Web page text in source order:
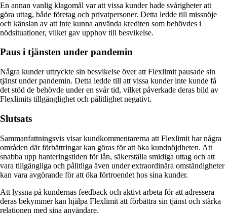
En annan vanlig klagomål var att vissa kunder hade svårigheter att
göra uttag, både företag och privatpersoner. Detta ledde till missnöje
och känslan av att inte kunna använda krediten som behövdes i
nödsituationer, vilket gav upphov till besvikelse.
Paus i tjänsten under pandemin
Några kunder uttryckte sin besvikelse över att Flexlimit pausade sin
tjänst under pandemin. Detta ledde till att vissa kunder inte kunde få
det stöd de behövde under en svår tid, vilket påverkade deras bild av
Flexlimits tillgänglighet och pålitlighet negativt.
Slutsats
Sammanfattningsvis visar kundkommentarerna att Flexlimit har några
områden där förbättringar kan göras för att öka kundnöjdheten. Att
snabba upp hanteringstiden för lån, säkerställa smidiga uttag och att
vara tillgängliga och pålitliga även under extraordinära omständigheter
kan vara avgörande för att öka förtroendet hos sina kunder.
Att lyssna på kundernas feedback och aktivt arbeta för att adressera
deras bekymmer kan hjälpa Flexlimit att förbättra sin tjänst och stärka
relationen med sina användare.